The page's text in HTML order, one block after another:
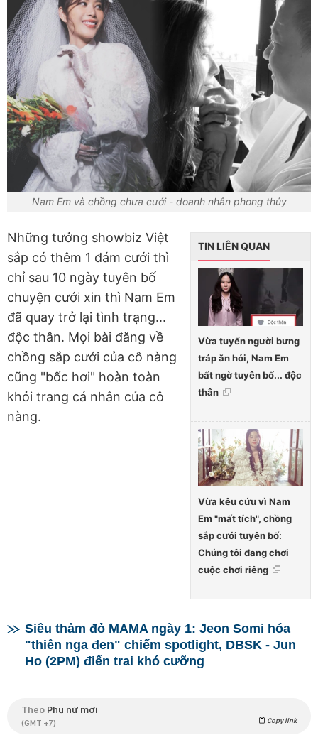
Nam Em và chồng chưa cưới - doanh nhân phong thủy
TIN LIÊN QUAN
Vừa tuyển người bưng
tráp ăn hỏi, Nam Em
bất ngờ tuyên bố... độc
thân
Vừa kêu cứu vì Nam
Em "mất tích", chồng
sắp cưới tuyên bố:
Chúng tôi đang chơi
cuộc chơi riêng
Những tưởng showbiz Việt
sắp có thêm 1 đám cưới thì
chỉ sau 10 ngày tuyên bố
chuyện cưới xin thì Nam Em
đã quay trở lại tình trạng...
độc thân. Mọi bài đăng về
chồng sắp cưới của cô nàng
cũng "bốc hơi" hoàn toàn
khỏi trang cá nhân của cô
nàng.
Siêu thảm đỏ MAMA ngày 1: Jeon Somi hóa
"thiên nga đen" chiếm spotlight, DBSK - Jun
Ho (2PM) điển trai khó cưỡng
Theo Phụ nữ mới
(GMT +7) Copy link